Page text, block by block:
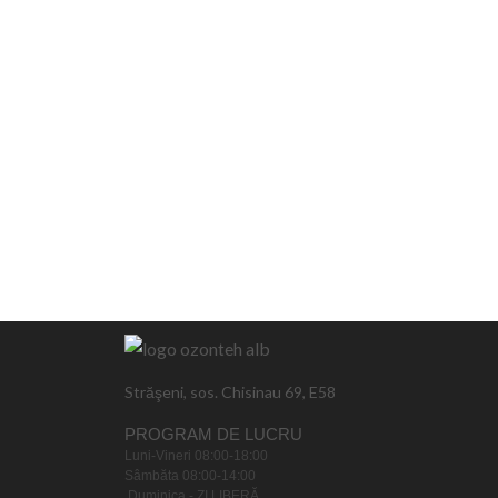
Străşeni, sos. Chisinau 69, E58
PROGRAM DE LUCRU
Luni-Vineri 08:00-18:00
Sâmbăta 08:00-14:00